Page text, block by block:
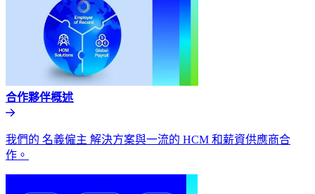
合作夥伴概述​​
我們的 名義僱主 解決方案與一流的 HCM 和薪資供應商合
作。​​